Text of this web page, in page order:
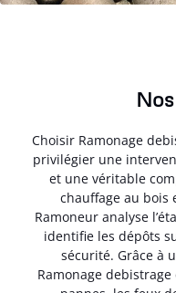
Choisir Ramonage
privilégier une
et une véritable
chauffage au bois
Ramoneur analyse
identifie les dépôts
sécurité. Grâce à
Ramonage